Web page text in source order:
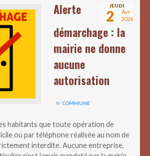
JEUDI
2
Avr
2026
Alerte
démarchage : la
mairie ne donne
aucune
autorisation
COMMUNE
habitants que toute opération de
ou par téléphone réalisée au nom de
interdite. Aucune entreprise,